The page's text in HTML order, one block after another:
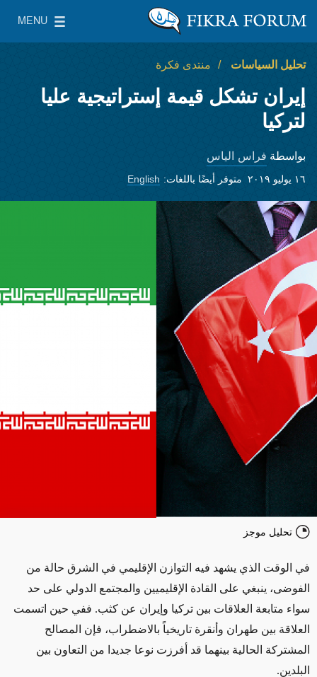
معهد واشنطن لسياسات الشرق الأدنى
MENU
Main Menu
تحليل السياسات منتدى فكرة
إيران تشكل قيمة إستراتيجية عليا
لتركيا
بواسطة فراس الياس
١٦ يوليو ٢٠١٩ متوفر أيضًا باللغات: English
تحليل موجز
في الوقت الذي يشهد فيه التوازن الإقليمي في الشرق حالة من
الفوضى، ينبغي على القادة الإقليميين والمجتمع الدولي على حد
سواء متابعة العلاقات بين تركيا وإيران عن كثب. ففي حين اتسمت
العلاقة بين طهران وأنقرة تاريخياً بالاضطراب، فإن المصالح
المشتركة الحالية بينهما قد أفرزت نوعا جديدا من التعاون بين
البلدين.